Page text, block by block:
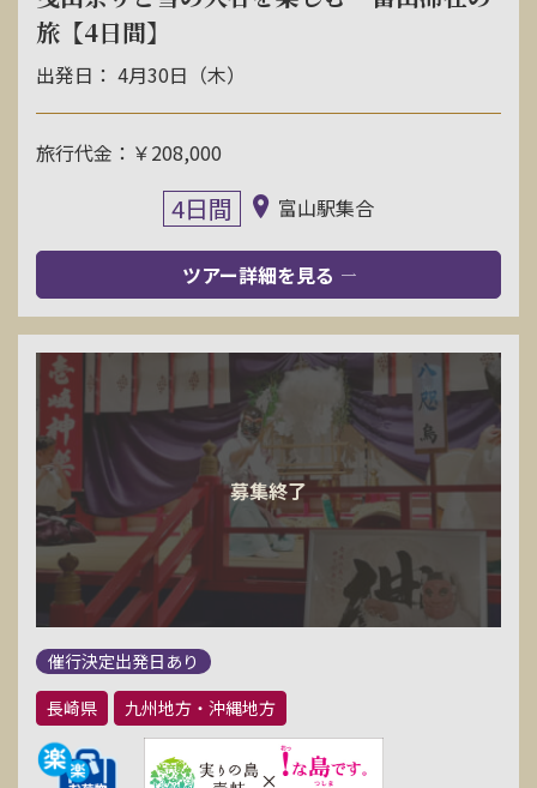
旅【4日間】
出発日： 4月30日（木）
旅行代金：￥208,000
4日間 富山駅集合
ツアー詳細を見る
催行決定出発日あり
長崎県
九州地方・沖縄地方